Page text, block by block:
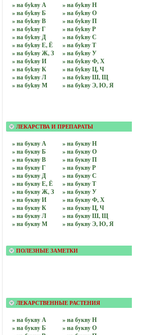
» на буkву А
» на буkву Б
» на буkву В
» на буkву Г
» на буkву Д
» на буkву Е, Ё
» на буkву Ж, З
» на буkву И
» на буkву К
» на буkву Л
» на буkву М
» на буkву Н
» на буkву О
» на буkву П
» на буkву Р
» на буkву С
» на буkву Т
» на буkву У
» на буkву Ф, Х
» на буkву Ц, Ч
» на буkву Ш, Щ
» на буkву Э, Ю, Я
ЛЕКАРСТВА И ПРЕПАРАТЫ
» нa букву А
» нa букву Б
» нa букву В
» нa букву Г
» нa букву Д
» нa букву Е, Ё
» нa букву Ж, З
» нa букву И
» нa букву К
» нa букву Л
» нa букву М
» нa букву Н
» нa букву О
» нa букву П
» нa букву Р
» нa букву С
» нa букву Т
» нa букву У
» нa букву Ф, Х
» нa букву Ц, Ч
» нa букву Ш, Щ
» нa букву Э, Ю, Я
ПОЛЕЗНЫЕ ЗАМЕТКИ
ЛЕКАРСТВЕННЫЕ РАСТЕНИЯ
» на бyквy А
» на бyквy Б
» на бyквy Н
» на бyквy О